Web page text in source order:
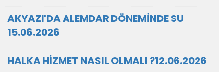
AKYAZI'DA ALEMDAR DÖNEMİNDE SU
15.06.2026
HALKA HİZMET NASIL OLMALI ?12.06.2026